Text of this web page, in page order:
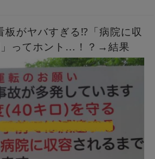
板がヤバすぎる⁉「病院に収
」ってホント…！？→結果